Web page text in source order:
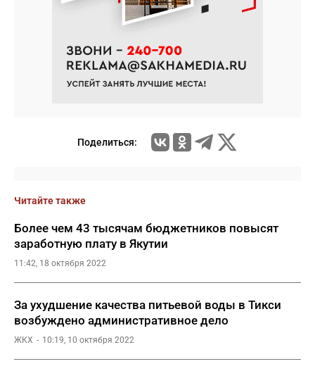
Поделиться:
Читайте также
Более чем 43 тысячам бюджетников повысят
заработную плату в Якутии
11:42, 18 октября 2022
За ухудшение качества питьевой воды в Тикси
возбуждено административное дело
ЖКХ 10:19, 10 октября 2022